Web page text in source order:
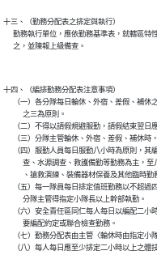
十三、（勤務分配表之排定與執行）
勤務執行單位，應依勤務基準表，就轄區
      之，並陳報上級備查。
十四、（編排勤務分配表注意事項）
（一）各分隊每日輪休、外宿、差假、補
            之三為原則。
（二）不得以請假規避服勤，請假結束翌
（三）分隊主管輪休、外宿、差假、補休
（四）服勤人員每日服勤八小時為原則，
查、水源調查、救護備勤等勤務為主
、搶救演練、裝備器材保養及其他臨時勤
（五）每一隊員每日排定值班勤務以不超
            分隊主管得指定小隊長以上幹部執勤。
（六）安全責任區同仁每人每日以編配二
            要編配約定或聯合檢查勤務。
（七）勤務分配表由主管〈輪休時由指定小
（八）每人每日應至少排定二小時以上之體